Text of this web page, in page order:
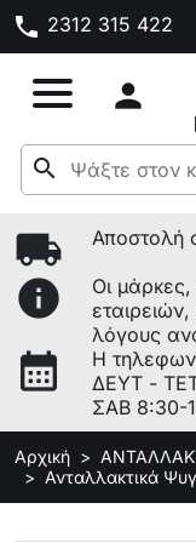
phone 2312 315 422

search
local_shipping Αποστολή
info
Οι μάρκες,
λόγους
calendar_month
Η
ΔΕΥΤ -
ΣΑΒ 8:30-
Αρχική
Ανταλλακτικά